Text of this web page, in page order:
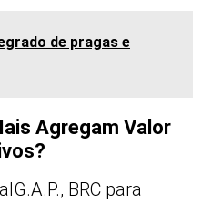
de pragas e
Agregam Valor
BRC para